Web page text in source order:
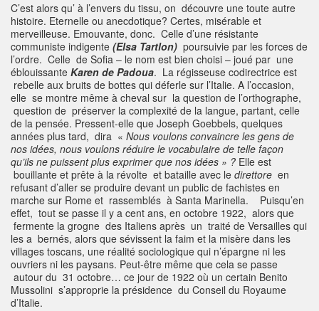
C’est alors qu’ à l’envers du tissu, on découvre une toute autre
histoire. Eternelle ou anecdotique? Certes, misérable et
merveilleuse. Emouvante, donc. Celle d’une résistante
communiste indigente (Elsa Tartlon) poursuivie par les forces de
l’ordre. Celle de Sofia – le nom est bien choisi – joué par une
éblouissante Karen de Padoua. La régisseuse codirectrice est
rebelle aux bruits de bottes qui déferle sur l’Italie. A l’occasion,
elle se montre même à cheval sur la question de l’orthographe,
question de préserver la complexité de la langue, partant, celle
de la pensée. Pressent-elle que Joseph Goebbels, quelques
années plus tard, dira « Nous voulons convaincre les gens de
nos idées, nous voulons réduire le vocabulaire de telle façon
qu’ils ne puissent plus exprimer que nos idées » ? Elle est
bouillante et prête à la révolte et bataille avec le direttore en
refusant d’aller se produire devant un public de fachistes en
marche sur Rome et rassemblés à Santa Marinella. Puisqu’en
effet, tout se passe il y a cent ans, en octobre 1922, alors que
fermente la grogne des Italiens après un traité de Versailles qui
les a bernés, alors que sévissent la faim et la misère dans les
villages toscans, une réalité sociologique qui n’épargne ni les
ouvriers ni les paysans. Peut-être même que cela se passe
autour du 31 octobre… ce jour de 1922 où un certain Benito
Mussolini s’approprie la présidence du Conseil du Royaume
d’Italie.